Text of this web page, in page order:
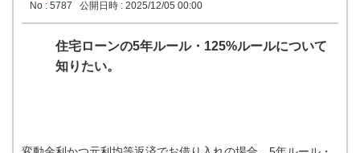
No : 5787
公開日時 : 2025/12/05 00:00
住宅ローンの5年ルール・125%ルールについて
知りたい。